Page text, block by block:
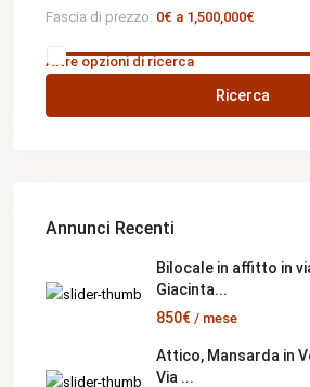
Fascia di prezzo: 0€ a 1,500,000€
Altre opzioni di ricerca
Ricerca
Annunci Recenti
Bilocale in affitto in
Giacinta...
850€ / mese
Attico, Mansarda in
Via ...